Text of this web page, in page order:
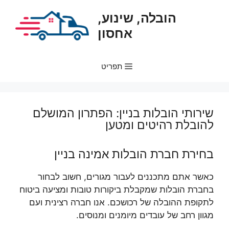
הובלה, שינוע,
אחסון
תפריט
שירותי הובלות בניין: הפתרון המושלם
להובלת רהיטים ומטען
בחירת חברת הובלות אמינה בניין
כאשר אתם מתכננים לעבור מגורים, חשוב לבחור
בחברת הובלות שמקבלת ביקורות טובות ומציעה ביטוח
לתקופת ההובלה של רכושכם. אנו חברה רצינית ועם
מגוון רחב של עובדים מיומנים ומנוסים.